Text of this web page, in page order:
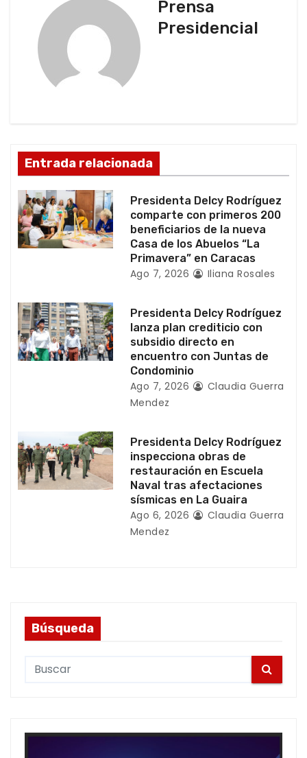
e
e
n
t
a
d
Prensa
Presidencial
Entrada relacionada
Presidenta Delcy Rodríguez
comparte con primeros 200
beneficiarios de la nueva
Casa de los Abuelos “La
Primavera” en Caracas
Ago 7, 2026 Iliana Rosales
Presidenta Delcy Rodríguez
lanza plan crediticio con
subsidio directo en
encuentro con Juntas de
Condominio
Ago 7, 2026
Claudia Guerra
Mendez
Presidenta Delcy Rodríguez
inspecciona obras de
restauración en Escuela
Naval tras afectaciones
sísmicas en La Guaira
Ago 6, 2026
Claudia Guerra
Mendez
Búsqueda
c